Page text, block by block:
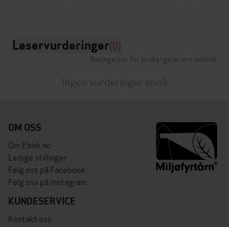
Leservurderinger(0)
Betingelser for brukergenerert innhold
Ingen vurderinger ennå
OM OSS
Om Ebok.no
Ledige stillinger
Følg oss på Facebook
Følg oss på Instagram
KUNDESERVICE
Kontakt oss